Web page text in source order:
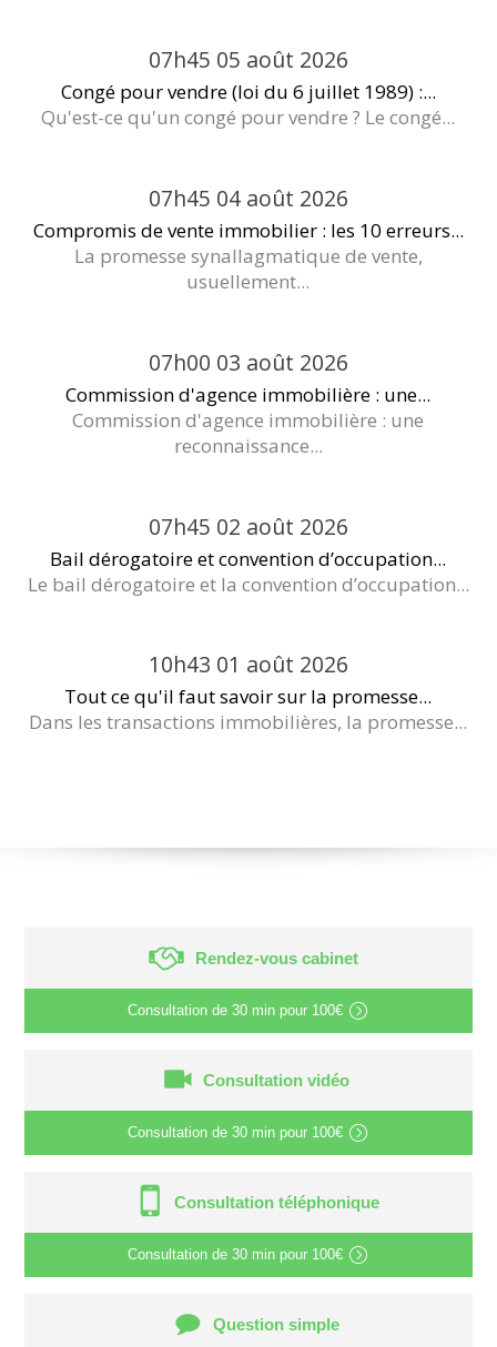
07h45 05 août 2026
Congé pour vendre (loi du 6 juillet 1989) :...
Qu'est-ce qu'un congé pour vendre ? Le congé...
07h45 04 août 2026
Compromis de vente immobilier : les 10 erreurs...
La promesse synallagmatique de vente,
usuellement...
07h00 03 août 2026
Commission d'agence immobilière : une...
Commission d'agence immobilière : une
reconnaissance...
07h45 02 août 2026
Bail dérogatoire et convention d’occupation...
Le bail dérogatoire et la convention d’occupation...
10h43 01 août 2026
Tout ce qu'il faut savoir sur la promesse...
Dans les transactions immobilières, la promesse...
Rendez-vous cabinet
Consultation de 30 min pour 100€
Consultation vidéo
Consultation de 30 min pour 100€
Consultation téléphonique
Consultation de 30 min pour 100€
Question simple